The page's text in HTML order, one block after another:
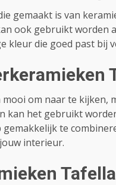
gemaakt is van
ook gebruikt worden
kleur die goed past bij
om naar te kijken,
kan het gebruikt
te
interieur.